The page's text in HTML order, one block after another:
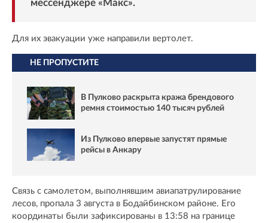
мессенджере « Макс».
Для их эвакуации уже направили вертолет.
НЕ ПРОПУСТИТЕ
В Пулково раскрыта кража брендового
ремня стоимостью 140 тысяч рублей
Из Пулково впервые запустят прямые
рейсы в Анкару
Связь с самолетом, выполнявшим авиапатрулирование
лесов, пропала 3 августа в Бодайбинском районе. Его
координаты были зафиксированы в 13:58 на границе